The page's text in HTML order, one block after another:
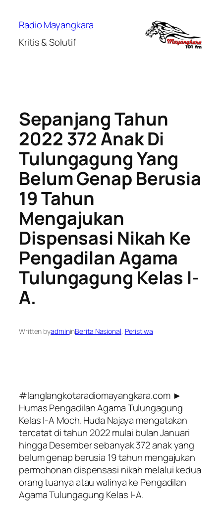
Radio Mayangkara
Kritis & Solutif
Sepanjang Tahun
2022 372 Anak Di
Tulungagung Yang
Belum Genap Berusia
19 Tahun
Mengajukan
Dispensasi Nikah Ke
Pengadilan Agama
Tulungagung Kelas I-
A.
Written byadmininBerita Nasional, Peristiwa
#langlangkotaradiomayangkara.com ►
Humas Pengadilan Agama Tulungagung
Kelas I-A Moch. Huda Najaya mengatakan
tercatat di tahun 2022 mulai bulan Januari
hingga Desember sebanyak 372 anak yang
belum genap berusia 19 tahun mengajukan
permohonan dispensasi nikah melalui kedua
orang tuanya atau walinya ke Pengadilan
Agama Tulungagung Kelas I-A.